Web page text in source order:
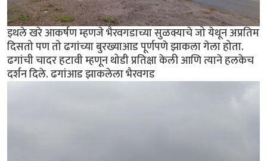
इथले खरे आकर्षण म्हणजे भैरवगडाच्या सुळक्याचे जो येथून अप्रतिम
दिसतो पण तो ढगांच्या बुरख्याआड पूर्णपणे झाकला गेला होता.
ढगांची चादर हटावी म्हणून थोडी प्रतिक्षा केली आणि त्याने हलकेच
दर्शन दिले. ढगांआड झाकलेला भैरवगड